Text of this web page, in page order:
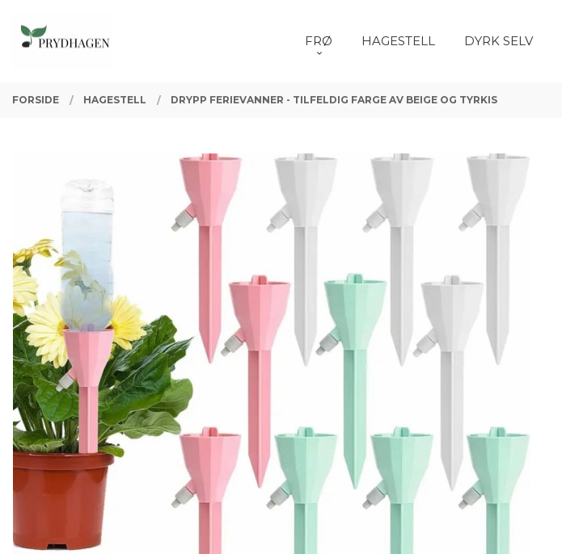
innholdet
PRODUKTER
FRØ HAGESTELL DYRK SELV
FORSIDE HAGESTELL DRYPP FERIEVANNER - TILFELDIG FARGE AV BEIGE OG TYRKIS